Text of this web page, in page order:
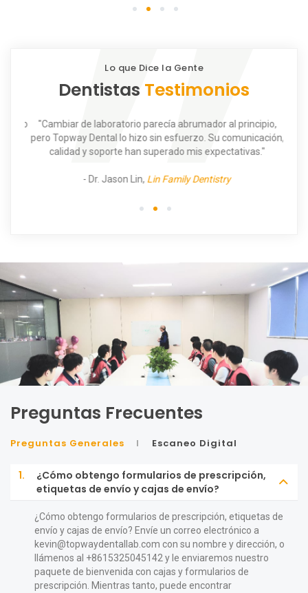
1 2 3 4
Lo que Dice la Gente
Dentistas Testimonios
"Cambiar de laboratorio parecía abrumador al principio,
pero Topway Dental lo hizo sin esfuerzo. Su comunicación,
calidad y soporte han superado mis expectativas."
- Dr. Jason Lin,Lin Family Dentistry
1 2 3
Preguntas Frecuentes
Preguntas Generales Escaneo Digital
1.
¿Cómo obtengo formularios de prescripción,
etiquetas de envío y cajas de envío?
¿Cómo obtengo formularios de prescripción, etiquetas de
envío y cajas de envío? Envíe un correo electrónico a
kevin@topwaydentallab.com con su nombre y dirección, o
llámenos al +8615325045142 y le enviaremos nuestro
paquete de bienvenida con cajas y formularios de
prescripción. Mientras tanto, puede encontrar